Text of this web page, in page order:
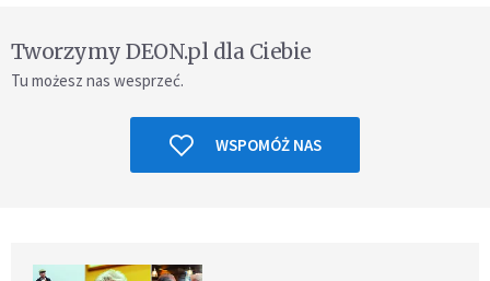
Tworzymy DEON.pl dla Ciebie
Tu możesz nas wesprzeć.
WSPOMÓŻ NAS